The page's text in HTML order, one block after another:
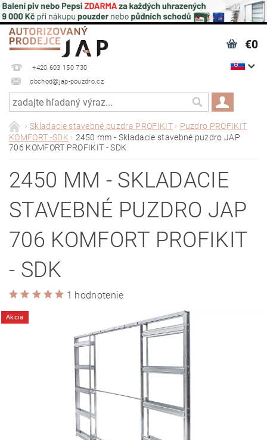
+420 603 150 730
obchod@jap-pouzdro.cz
€0
Skladacie stavebné puzdra PROFIKIT
Puzdro PROFIKIT
KOMFORT -SDK
2450 mm - Skladacie stavebné puzdro JAP
706 KOMFORT PROFIKIT - SDK
2450 MM - SKLADACIE
STAVEBNÉ PUZDRO JAP
706 KOMFORT PROFIKIT
- SDK
1 hodnotenie
Akcia